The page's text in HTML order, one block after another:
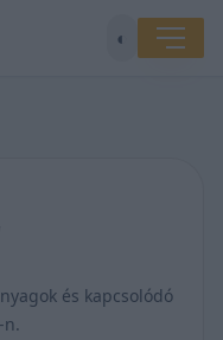
◐
és kapcsolódó
n.